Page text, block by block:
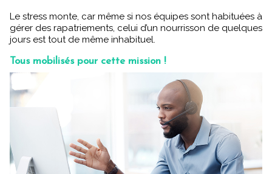
Le stress monte, car même si nos équipes sont habituées à
gérer des rapatriements, celui d’un nourrisson de quelques
jours est tout de même inhabituel.
Tous mobilisés pour cette mission !